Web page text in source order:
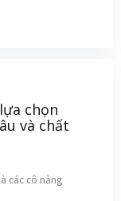
chọn
và chất
các cô nàng